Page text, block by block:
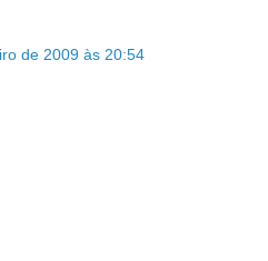
de 2009 às 20:54